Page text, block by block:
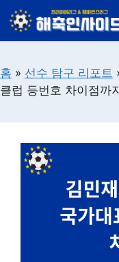
텐
츠
건
너
홈 » 선수 탐구 리포트
클럽 등번호 차이점까